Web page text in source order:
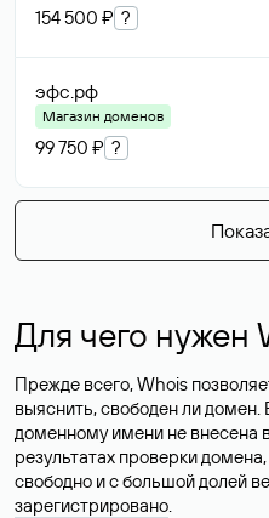
154 500 ₽ ?
эфс.рф
Магазин доменов
99 750 ₽ ?
Для чего нужен
Прежде всего, Whois
выяснить, свободен ли
доменному имени не внесена
результатах проверки
свободно и с большой долей
зарегистрировано.